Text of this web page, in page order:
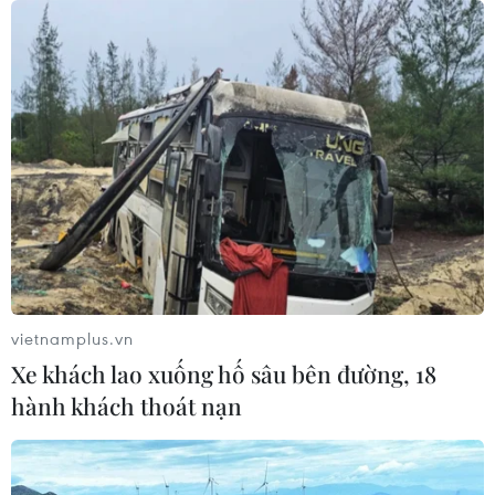
Miền Bắc giảm mưa từ đêm
nay, cuối tuần chuyển nắng nóng
07/08/2026 04:41
Xuất hiện áp thấp nhiệt đới trên khu
vực vịnh Bắc Bộ
07/08/2026 03:54
Lào Cai khẩn trương tìm kiếm 2
người mất tích do mưa lũ
07/08/2026 03:04
Khẩn trương phân luồng giao thông
vietnamplus.vn
Xe khách lao xuống hố sâu bên đường, 18
hành khách thoát nạn